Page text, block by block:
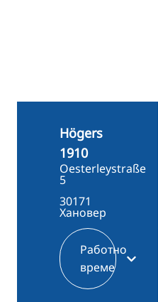
Högers
1910
Oesterleystraße
5
30171
Хановер
Работно
време